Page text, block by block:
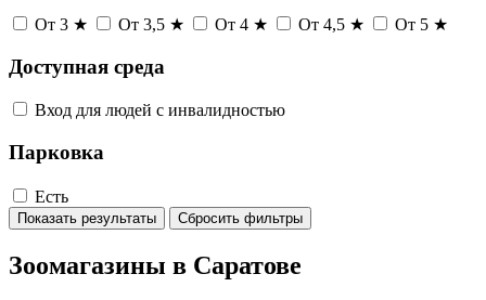
От 3 ★ От 3,5 ★ От 4 ★ От 4,5 ★ От 5 ★
Доступная среда
Вход для людей с инвалидностью
Парковка
Есть
Показать результаты Сбросить фильтры
Зоомагазины в Саратове